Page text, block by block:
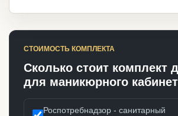
СТОИМОСТЬ КОМПЛЕКТА
Сколько стоит комплект
для маникюрного
Роспотребнадзор - санитарный